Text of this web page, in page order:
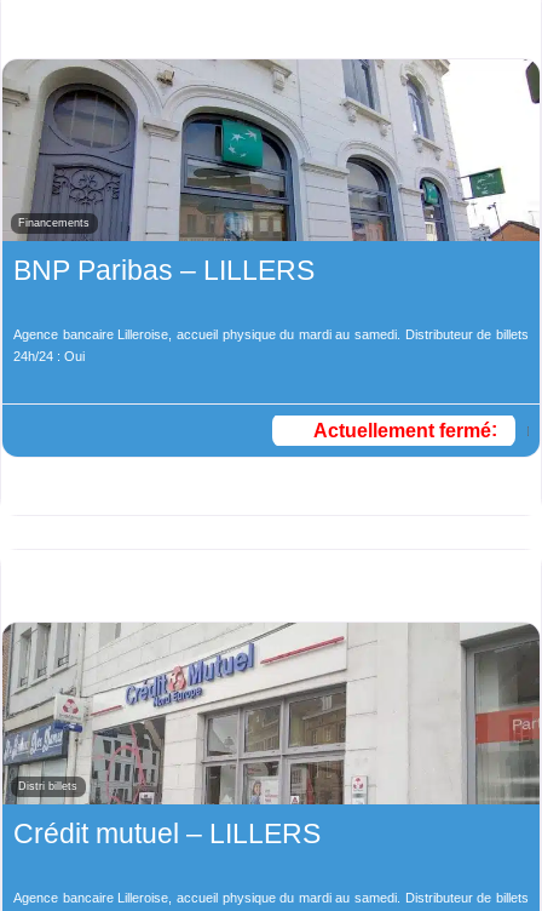
Financements
BNP Paribas – LILLERS
Agence bancaire Lilleroise, accueil physique du mardi au samedi. Distributeur de billets
24h/24 : Oui
Actuellement fermé:
Distri billets
Crédit mutuel – LILLERS
Agence bancaire Lilleroise, accueil physique du mardi au samedi. Distributeur de billets